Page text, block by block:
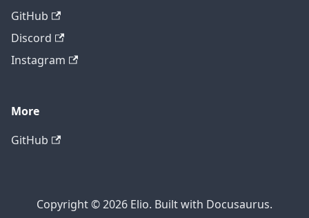
GitHub
Discord
Instagram
More
GitHub
Copyright © 2026 Elio. Built with Docusaurus.